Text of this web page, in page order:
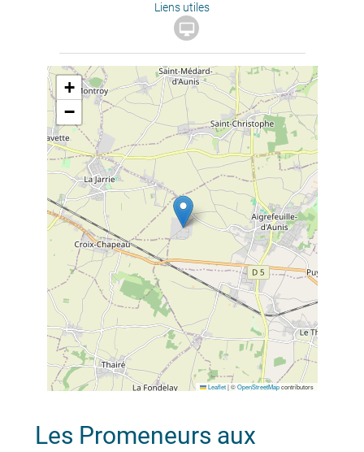
Liens utiles

+
−
Leaflet |©OpenStreetMapcontributors
Les Promeneurs aux